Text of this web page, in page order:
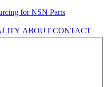
for NSN Parts
ABOUT CONTACT